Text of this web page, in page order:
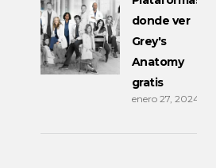
donde ver
Grey's
Anatomy
gratis
enero 27, 2024